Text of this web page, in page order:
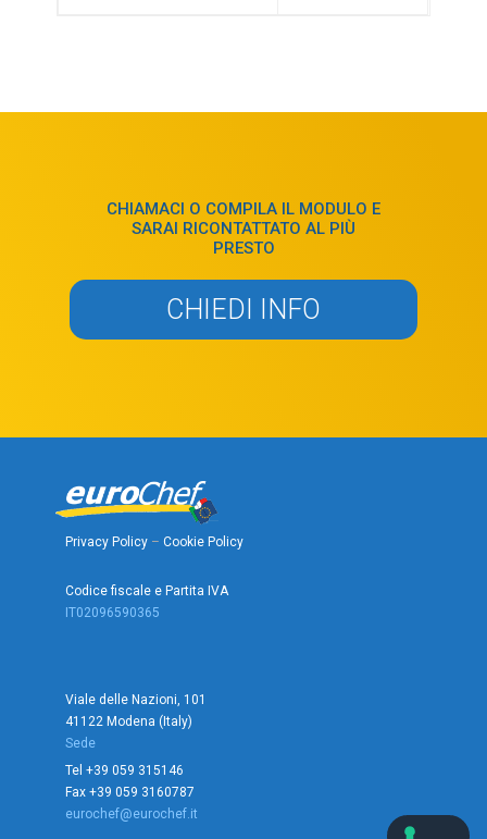
CHIAMACI O COMPILA IL MODULO E
SARAI RICONTATTATO AL PIÙ
PRESTO
CHIEDI INFO
Privacy Policy – Cookie Policy
Codice fiscale e Partita IVA
IT02096590365
Viale delle Nazioni, 101
41122 Modena (Italy)
Sede
Tel +39 059 315146
Fax +39 059 3160787
eurochef@eurochef.it